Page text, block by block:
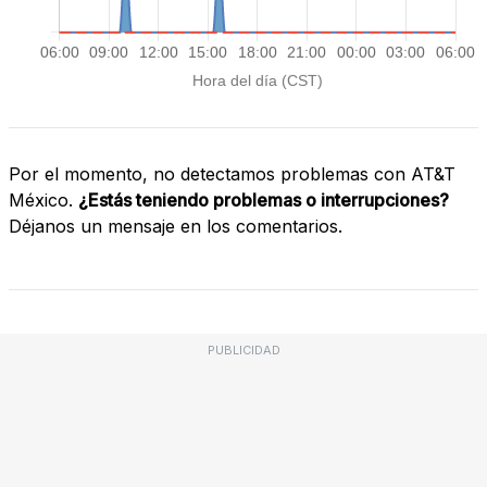
Por el momento, no detectamos problemas con AT&T
México. ¿Estás teniendo problemas o interrupciones?
Déjanos un mensaje en los comentarios.
PUBLICIDAD